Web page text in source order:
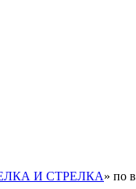
И СТРЕЛКА» по